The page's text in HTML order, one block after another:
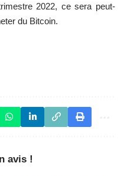
2022, ce sera peut-
du Bitcoin.
avis !